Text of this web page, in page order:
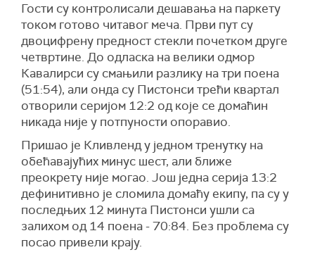
Гости су контролисали дешавања на паркету
током готово читавог меча. Први пут су
двоцифрену предност стекли почетком друге
четвртине. До одласка на велики одмор
Кавалирси су смањили разлику на три поена
(51:54), али онда су Пистонси трећи квартал
отворили серијом 12:2 од које се домаћин
никада није у потпуности опоравио.
Пришао је Кливленд у једном тренутку на
обећавајућих минус шест, али ближе
преокрету није могао. Још једна серија 13:2
дефинитивно је сломила домаћу екипу, па су у
последњих 12 минута Пистонси ушли са
залихом од 14 поена - 70:84. Без проблема су
посао привели крају.